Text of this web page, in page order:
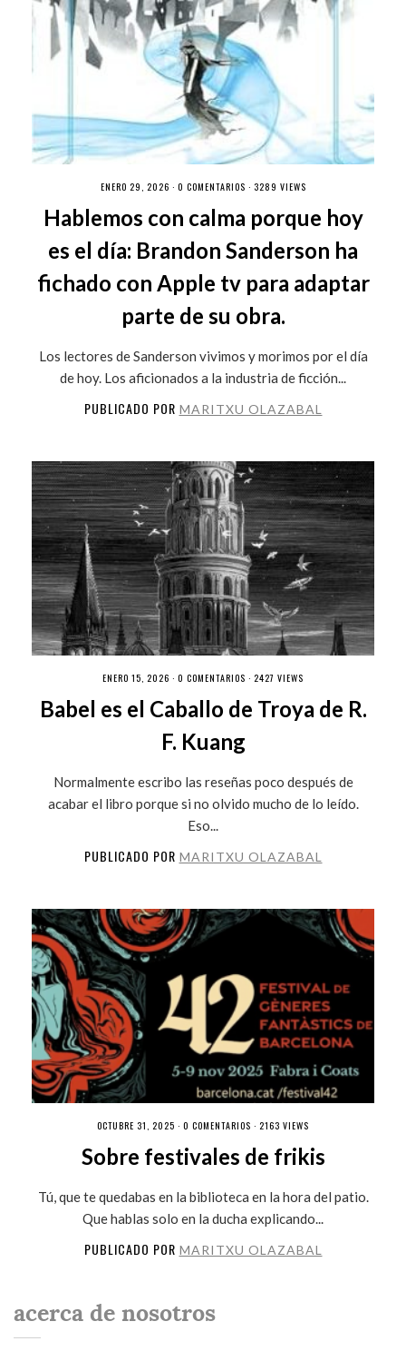
ENERO 29, 2026 · 0 COMENTARIOS · 3289 VIEWS
Hablemos con calma porque hoy
es el día: Brandon Sanderson ha
fichado con Apple tv para adaptar
parte de su obra.
Los lectores de Sanderson vivimos y morimos por el día
de hoy. Los aficionados a la industria de ficción...
PUBLICADO POR MARITXU OLAZABAL
ENERO 15, 2026 · 0 COMENTARIOS · 2427 VIEWS
Babel es el Caballo de Troya de R.
F. Kuang
Normalmente escribo las reseñas poco después de
acabar el libro porque si no olvido mucho de lo leído.
Eso...
PUBLICADO POR MARITXU OLAZABAL
OCTUBRE 31, 2025 · 0 COMENTARIOS · 2163 VIEWS
Sobre festivales de frikis
Tú, que te quedabas en la biblioteca en la hora del patio.
Que hablas solo en la ducha explicando...
PUBLICADO POR MARITXU OLAZABAL
acerca de nosotros